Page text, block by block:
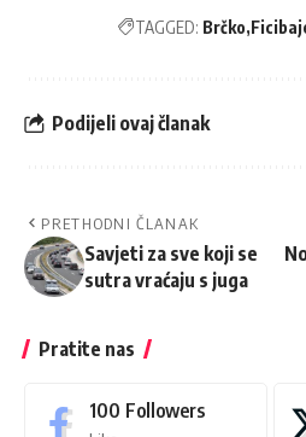
TAGGED: Brčko
Podijeli ovaj članak
PRETHODNI ČLANAK
Savjeti za sve koji se
sutra vraćaju s juga
Pratite nas
100 Followers